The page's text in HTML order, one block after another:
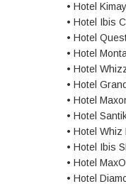
• Hotel
• Hotel Ibis
• Hotel
• Hotel
• Hotel
• Hotel
• Hotel
• Hotel
• Hotel Whiz
• Hotel Ibis
• Hotel
• Hotel